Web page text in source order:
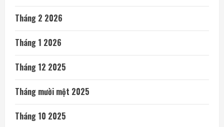
Tháng 2 2026
Tháng 1 2026
Tháng 12 2025
Tháng mười một 2025
Tháng 10 2025